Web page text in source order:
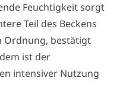
Feuchtigkeit sorgt
Teil des Beckens
Ordnung, bestätigt
ist der
intensiver Nutzung